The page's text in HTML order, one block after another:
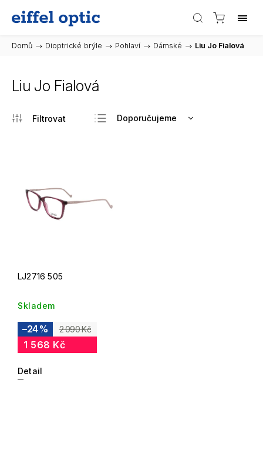
Domů / Dioptrické brýle / Pohlaví / Dámské / Liu Jo Fialová
Liu Jo Fialová
Doporučujeme
LJ2716 505
Skladem
2 090 Kč
–24 %
1 568 Kč
Detail